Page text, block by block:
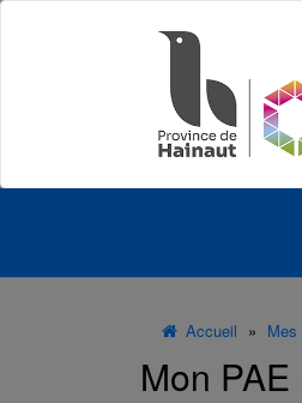
Accueil » Mes
Mon